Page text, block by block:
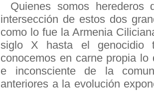
Quienes somos
intersección de estos dos
como lo fue la Armenia
siglo X hasta el genocidio
conocemos en carne propia
e inconsciente de la
anteriores a la evolución